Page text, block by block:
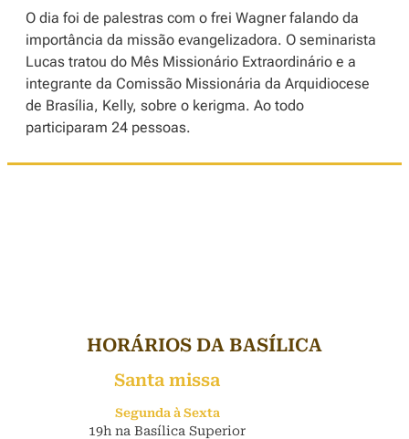
O dia foi de palestras com o frei Wagner falando da
importância da missão evangelizadora. O seminarista
Lucas tratou do Mês Missionário Extraordinário e a
integrante da Comissão Missionária da Arquidiocese
de Brasília, Kelly, sobre o kerigma. Ao todo
participaram 24 pessoas.
HORÁRIOS DA BASÍLICA
Santa missa
Segunda à Sexta
19h na Basílica Superior